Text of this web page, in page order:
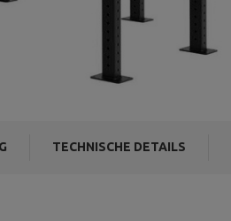
TECHNISCHE DETAILS